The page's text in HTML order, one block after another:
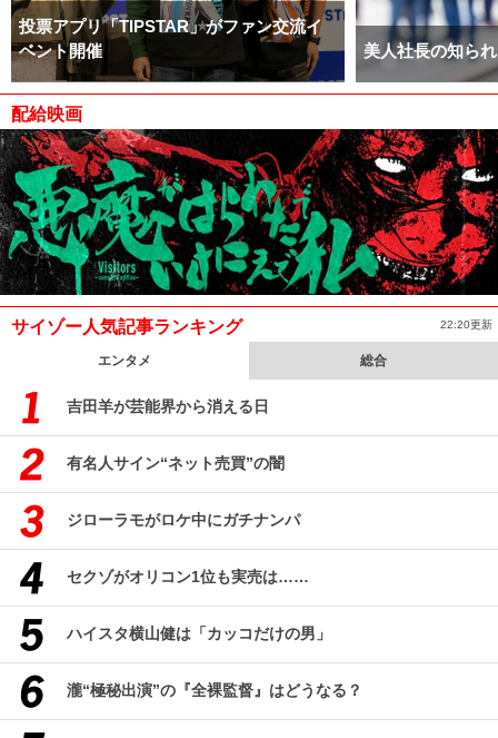
投票アプリ「TIPSTAR」がファン交流イ
ベント開催
美人社長の知ら
配給映画
サイゾー人気記事ランキング 22:20更新
エンタメ 総合
吉田羊が芸能界から消える日
有名人サイン“ネット売買”の闇
ジローラモがロケ中にガチナンパ
セクゾがオリコン1位も実売は……
ハイスタ横山健は「カッコだけの男」
瀧“極秘出演”の『全裸監督』はどうなる？